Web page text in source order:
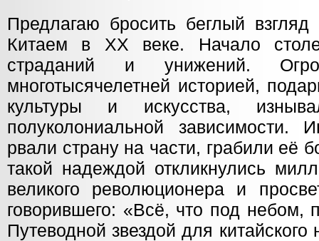
Предлагаю бросить беглый
Китаем в XX веке. Начало
страданий и унижений.
многотысячелетней историей,
культуры и искусства,
полуколониальной зависимости.
рвали страну на части, грабили её
такой надеждой откликнулись
великого революционера и
говорившего: «Всё, что под небом,
Путеводной звездой для